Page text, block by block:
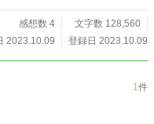
・AI学習への利用を禁止しま
感想数 4
文字数 128,560
2023.10.09
登録日 2023.10.09
1件